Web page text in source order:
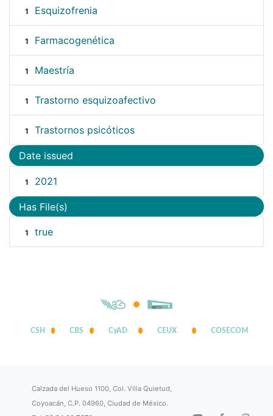
1 Esquizofrenia
1 Farmacogenética
1 Maestría
1 Trastorno esquizoafectivo
1 Trastornos psicóticos
Date issued
1 2021
Has File(s)
1 true
CSH CBS CyAD CEUX COSECOM
Calzada del Hueso 1100, Col. Villa Quietud,
Coyoacán, C.P. 04960, Ciudad de México.